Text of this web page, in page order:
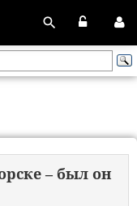
– был он